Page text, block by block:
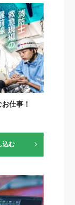
仕事！
込む